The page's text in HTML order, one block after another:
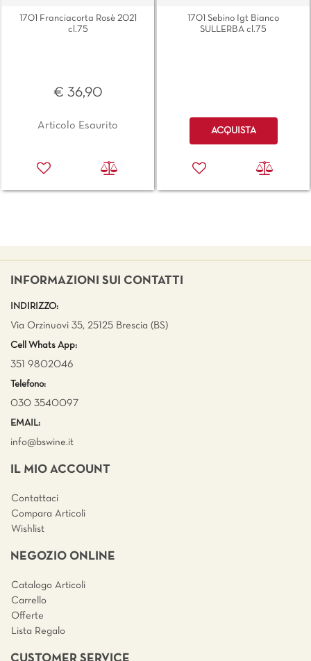
1701 Franciacorta Rosè 2021
cl.75
€ 36,90
Articolo Esaurito
1701 Sebino Igt Bianco
SULLERBA cl.75
Quantità
ACQUISTA
INFORMAZIONI SUI CONTATTI
INDIRIZZO:
Via Orzinuovi 35, 25125 Brescia (BS)
Cell Whats App:
351 9802046
Telefono:
030 3540097
EMAIL:
info@bswine.it
IL MIO ACCOUNT
Contattaci
Compara Articoli
Wishlist
NEGOZIO ONLINE
Catalogo Articoli
Carrello
Offerte
Lista Regalo